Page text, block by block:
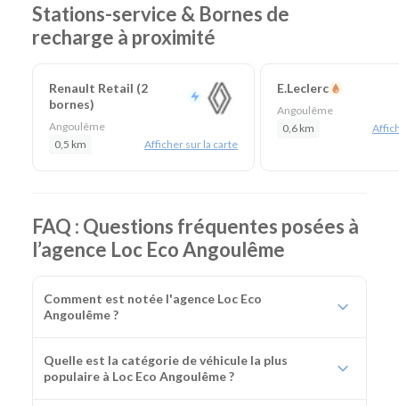
Stations-service & Bornes de
recharge à proximité
Renault Retail (2
bornes)
Angoulême
0,5 km
Afficher sur la carte
E.Leclerc
Angoulême
0,6 km
FAQ : Questions fréquentes posées à
l’agence Loc Eco Angoulême
Comment est notée l'agence Loc Eco
Angoulême ?
Quelle est la catégorie de véhicule la plus
populaire à Loc Eco Angoulême ?